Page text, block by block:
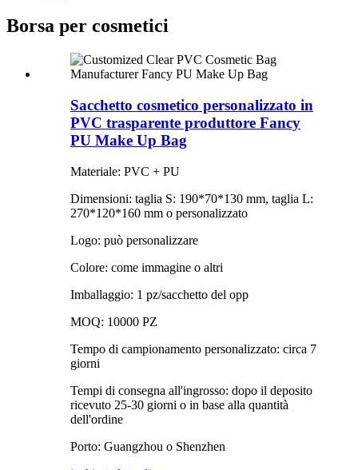
Borsa per cosmetici
Sacchetto cosmetico personalizzato in
PVC trasparente produttore Fancy
PU Make Up Bag
Materiale: PVC + PU
Dimensioni: taglia S: 190*70*130 mm, taglia L:
270*120*160 mm o personalizzato
Logo: può personalizzare
Colore: come immagine o altri
Imballaggio: 1 pz/sacchetto del opp
MOQ: 10000 PZ
Tempo di campionamento personalizzato: circa 7
giorni
Tempi di consegna all'ingrosso: dopo il deposito
ricevuto 25-30 giorni o in base alla quantità
dell'ordine
Porto: Guangzhou o Shenzhen